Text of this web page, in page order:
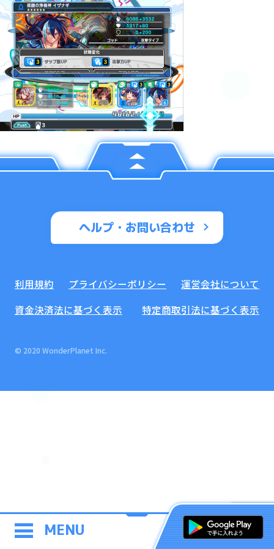
MENU
ヘルプ・お問い合わせ
利用規約 プライバシーポリシー
運営会社について
資金決済法に基づく表示
特定商取引法に基づく表示
© 2020 WonderPlanet Inc.